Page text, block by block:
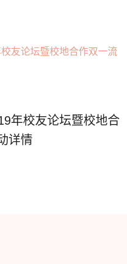
年校友论坛暨校地合
详情